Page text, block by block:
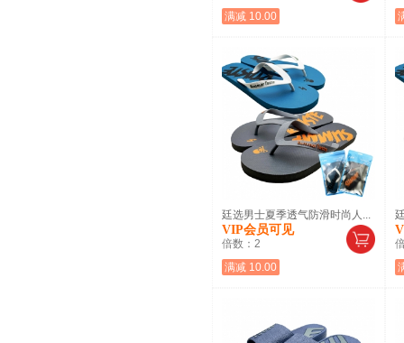
满减 10.00
廷选男士夏季透气防滑时尚人...
VIP会员可见
倍数： 2
满减 10.00